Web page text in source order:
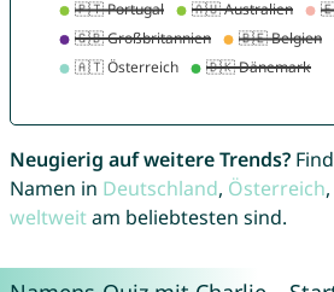
Neugierig auf weitere Trends?
Namen in Deutschland, Österreich
weltweitam beliebtesten sind.